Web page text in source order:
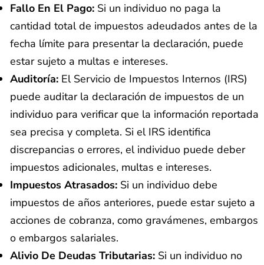
Fallo En El Pago: Si un individuo no paga la
cantidad total de impuestos adeudados antes de la
fecha límite para presentar la declaración, puede
estar sujeto a multas e intereses.
Auditoría: El Servicio de Impuestos Internos (IRS)
puede auditar la declaración de impuestos de un
individuo para verificar que la información reportada
sea precisa y completa. Si el IRS identifica
discrepancias o errores, el individuo puede deber
impuestos adicionales, multas e intereses.
Impuestos Atrasados: Si un individuo debe
impuestos de años anteriores, puede estar sujeto a
acciones de cobranza, como gravámenes, embargos
o embargos salariales.
Alivio De Deudas Tributarias: Si un individuo no